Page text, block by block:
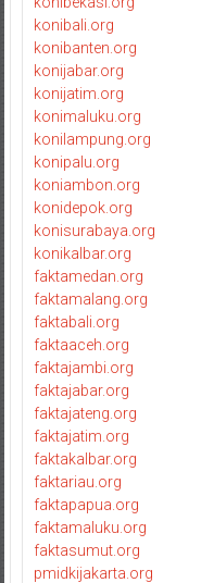
konibali.org
konibanten.org
konijabar.org
konijatim.org
konimaluku.org
konilampung.org
konipalu.org
koniambon.org
konidepok.org
konisurabaya.org
konikalbar.org
faktamedan.org
faktamalang.org
faktabali.org
faktaaceh.org
faktajambi.org
faktajabar.org
faktajateng.org
faktajatim.org
faktakalbar.org
faktariau.org
faktapapua.org
faktamaluku.org
faktasumut.org
pmidkijakarta.org